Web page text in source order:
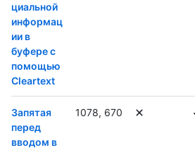
циальной
информац
ии в
буфере с
помощью
Cleartext
Запятая
перед
вводом в
1078, 670